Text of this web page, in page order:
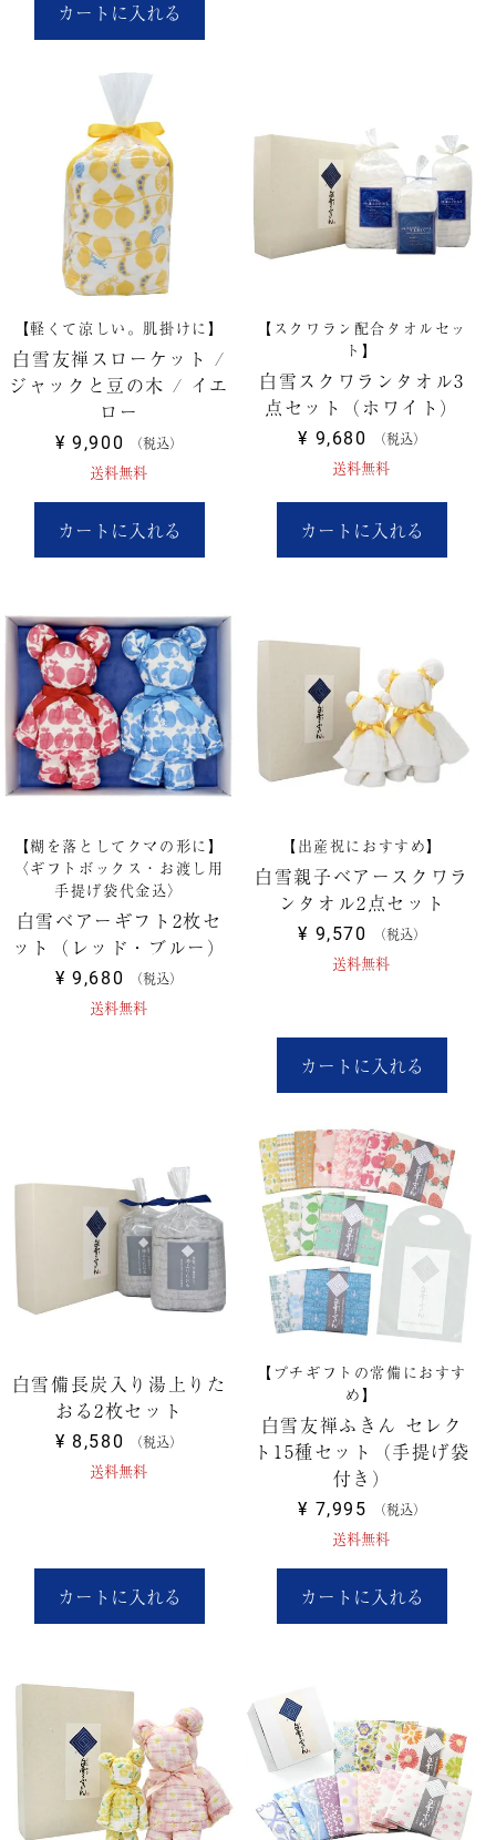
カートに入れる
【軽くて涼しい。肌掛けに】
白雪友禅スローケット /
ジャックと豆の木 / イエ
ロー
¥ 9,900 税込
送料無料
カートに入れる
【スクワラン配合タオルセッ
ト】
白雪スクワランタオル3
点セット（ホワイト）
¥ 9,680 税込
送料無料
カートに入れる
【糊を落としてクマの形に】
〈ギフトボックス・お渡し用
手提げ袋代金込〉
白雪ベアーギフト2枚セ
ット（レッド・ブルー）
¥ 9,680 税込
送料無料
【出産祝におすすめ】
白雪親子ベアースクワラ
ンタオル2点セット
¥ 9,570 税込
送料無料
カートに入れる
白雪備長炭入り湯上りた
おる2枚セット
¥ 8,580 税込
送料無料
カートに入れる
【プチギフトの常備におすす
め】
白雪友禅ふきん セレク
ト15種セット（手提げ袋
付き）
¥ 7,995 税込
送料無料
カートに入れる